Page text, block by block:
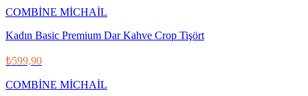
COMBİNE MİCHAİL
Kadın Basic Premium Dar Kahve Crop Tişört
₺599,90
COMBİNE MİCHAİL